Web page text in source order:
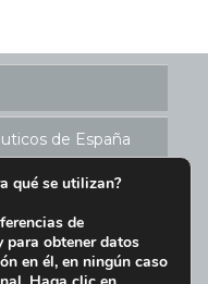
de España
qué se utilizan?
de
obtener datos
en él, en ningún caso